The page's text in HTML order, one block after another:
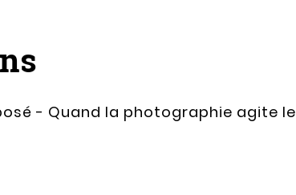
- Quand la photographie agite le